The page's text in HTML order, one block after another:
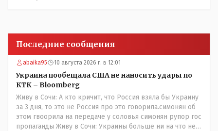
Последние сообщения
abaika95 10 августа 2026 г. в 12:01
Украина пообещала США не наносить удары по
КТК – Bloomberg
Живу в Сочи: А кто кричит, что Россия взяла бы Украину
за 3 дня, то это не Россия про это говорила.симонян об
этом гвоорила на передаче у соловья симонян рупор гос
пропаганды Живу в Сочи: Украины больше ни на что не